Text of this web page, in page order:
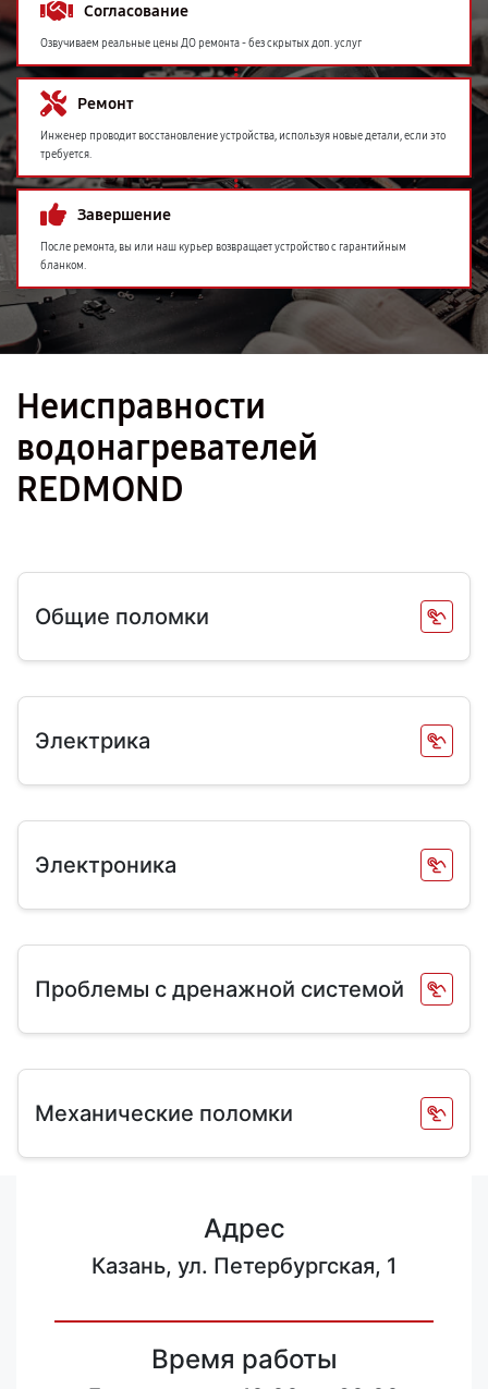
Согласование
Озвучиваем реальные цены ДО ремонта - без скрытых доп. услуг
Ремонт
Инженер проводит восстановление устройства, используя новые детали, если это
требуется.
Завершение
После ремонта, вы или наш курьер возвращает устройство с гарантийным
бланком.
Неисправности
водонагревателей
REDMOND
Общие поломки
Электрика
Электроника
Проблемы с дренажной системой
Механические поломки
Адрес
Казань, ул. Петербургская, 1
Время работы